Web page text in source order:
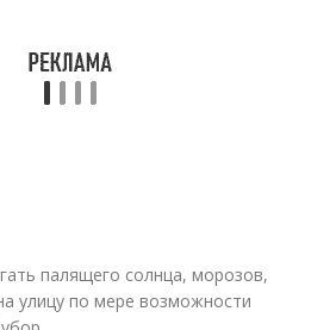
палящего солнца, морозов,
улицу по мере возможности